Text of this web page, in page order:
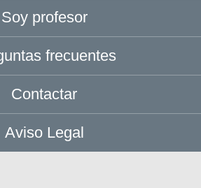
Soy profesor
frecuentes
Contactar
Aviso Legal